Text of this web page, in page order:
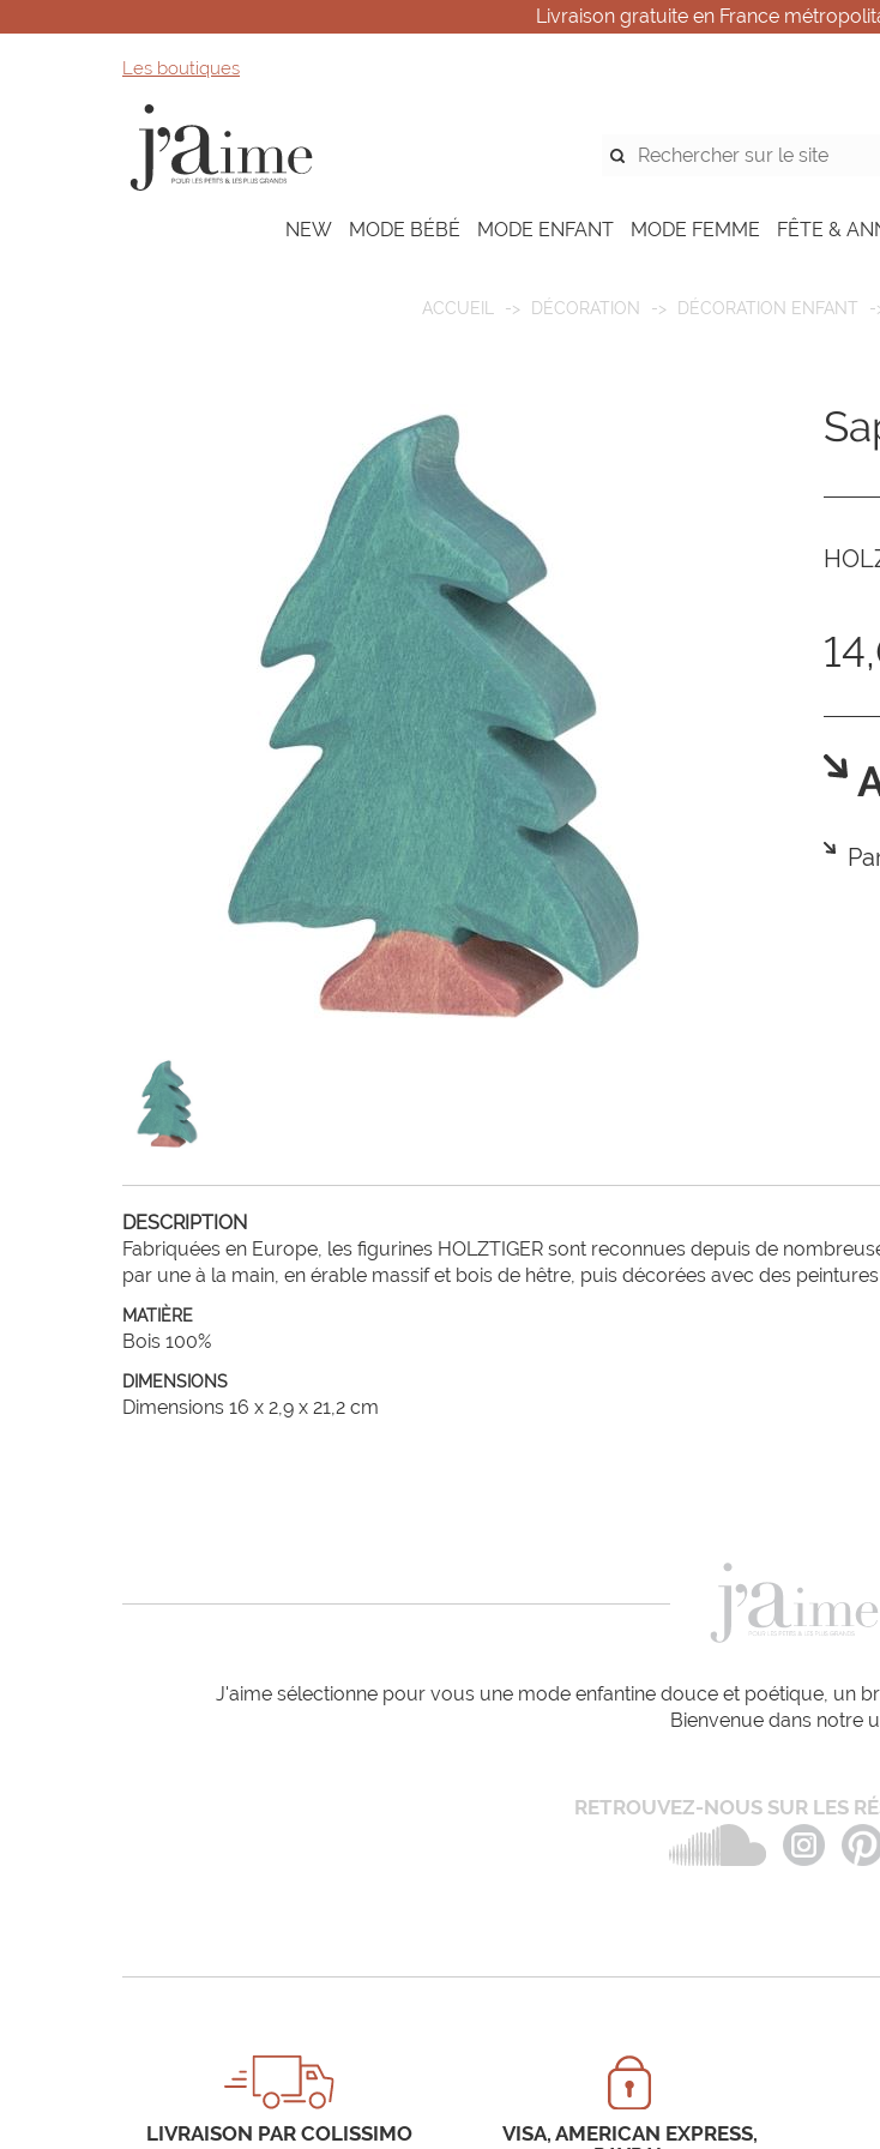
Livraison gratuite en France
Les boutiques
NEW MODE BÉBÉ MODE ENFANT MODE FEMME FÊTE &
ACCUEIL DÉCORATION DÉCORATION ENFANT
DESCRIPTION
Fabriquées en Europe, les figurines HOLZTIGER sont reconnues depuis de
par une à la main, en érable massif et bois de hêtre, puis décorées avec des
MATIÈRE
Bois 100%
DIMENSIONS
Dimensions 16 x 2,9 x 21,2 cm
J'aime sélectionne pour vous une mode enfantine douce et poétique, un
Bienvenue dans notre
RETROUVEZ-NOUS SUR LES
LIVRAISON PAR COLISSIMO
VISA, AMERICAN EXPRESS,